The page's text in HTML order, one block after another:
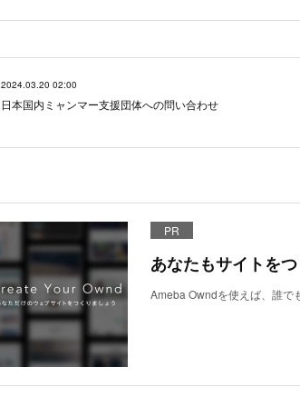
2024.03.20 02:00
日本国内ミャンマー支援団体への問い合わせ
PR
あなたもサイトを
Ameba Owndを使えば、誰で